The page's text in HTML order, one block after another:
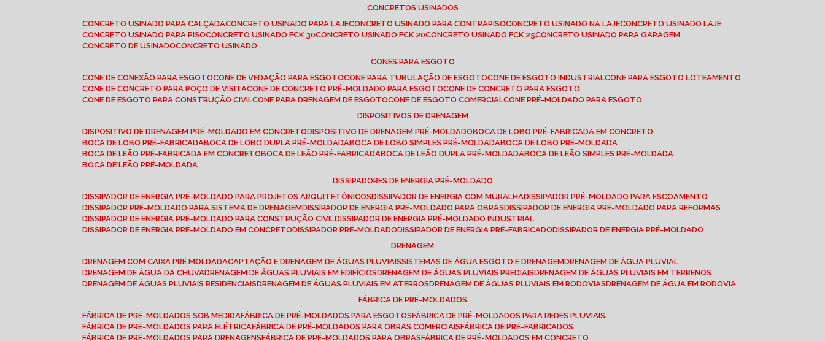
CONCRETOS USINADOS
CONCRETO USINADO PARA CALÇADA CONCRETO USINADO PARA LAJE CONCRETO USINADO PARA CONTRAPISO CONCRETO USINADO NA LAJE CONCRETO USINADO LAJE
CONCRETO USINADO PARA PISO CONCRETO USINADO FCK 30 CONCRETO USINADO FCK 20 CONCRETO USINADO FCK 25 CONCRETO USINADO PARA GARAGEM
CONCRETO DE USINADO CONCRETO USINADO
CONES PARA ESGOTO
CONE DE CONEXÃO PARA ESGOTO CONE DE VEDAÇÃO PARA ESGOTO CONE PARA TUBULAÇÃO DE ESGOTO CONE DE ESGOTO INDUSTRIAL CONE PARA ESGOTO LOTEAMENTO
CONE DE CONCRETO PARA POÇO DE VISITA CONE DE CONCRETO PRÉ-MOLDADO PARA ESGOTO CONE DE CONCRETO PARA ESGOTO
CONE DE ESGOTO PARA CONSTRUÇÃO CIVIL CONE PARA DRENAGEM DE ESGOTO CONE DE ESGOTO COMERCIAL CONE PRÉ-MOLDADO PARA ESGOTO
DISPOSITIVOS DE DRENAGEM
DISPOSITIVO DE DRENAGEM PRÉ-MOLDADO EM CONCRETO DISPOSITIVO DE DRENAGEM PRÉ-MOLDADO BOCA DE LOBO PRÉ-FABRICADA EM CONCRETO
BOCA DE LOBO PRÉ-FABRICADA BOCA DE LOBO DUPLA PRÉ-MOLDADA BOCA DE LOBO SIMPLES PRÉ-MOLDADA BOCA DE LOBO PRÉ-MOLDADA
BOCA DE LEÃO PRÉ-FABRICADA EM CONCRETO BOCA DE LEÃO PRÉ-FABRICADA BOCA DE LEÃO DUPLA PRÉ-MOLDADA BOCA DE LEÃO SIMPLES PRÉ-MOLDADA
BOCA DE LEÃO PRÉ-MOLDADA
DISSIPADORES DE ENERGIA PRÉ-MOLDADO
DISSIPADOR DE ENERGIA PRÉ-MOLDADO PARA PROJETOS ARQUITETÔNICOS DISSIPADOR DE ENERGIA COM MURALHA DISSIPADOR PRÉ-MOLDADO PARA ESCOAMENTO
DISSIPADOR PRÉ-MOLDADO PARA SISTEMA DE DRENAGEM DISSIPADOR DE ENERGIA PRÉ-MOLDADO PARA OBRAS DISSIPADOR DE ENERGIA PRÉ-MOLDADO PARA REFORMAS
DISSIPADOR DE ENERGIA PRÉ-MOLDADO PARA CONSTRUÇÃO CIVIL DISSIPADOR DE ENERGIA PRÉ-MOLDADO INDUSTRIAL
DISSIPADOR DE ENERGIA PRÉ-MOLDADO EM CONCRETO DISSIPADOR PRÉ-MOLDADO DISSIPADOR DE ENERGIA PRÉ-FABRICADO DISSIPADOR DE ENERGIA PRÉ-MOLDADO
DRENAGEM
DRENAGEM COM CAIXA PRÉ MOLDADA CAPTAÇÃO E DRENAGEM DE ÁGUAS PLUVIAIS SISTEMAS DE ÁGUA ESGOTO E DRENAGEM DRENAGEM DE ÁGUA PLUVIAL
DRENAGEM DE ÁGUA DA CHUVA DRENAGEM DE ÁGUAS PLUVIAIS EM EDIFÍCIOS DRENAGEM DE ÁGUAS PLUVIAIS PREDIAIS DRENAGEM DE ÁGUAS PLUVIAIS EM TERRENOS
DRENAGEM DE ÁGUAS PLUVIAIS RESIDENCIAIS DRENAGEM DE ÁGUAS PLUVIAIS EM ATERROS DRENAGEM DE ÁGUAS PLUVIAIS EM RODOVIAS DRENAGEM DE ÁGUA EM RODOVIA
FÁBRICA DE PRÉ-MOLDADOS
FÁBRICA DE PRÉ-MOLDADOS SOB MEDIDA FÁBRICA DE PRÉ-MOLDADOS PARA ESGOTOS FÁBRICA DE PRÉ-MOLDADOS PARA REDES PLUVIAIS
FÁBRICA DE PRÉ-MOLDADOS PARA ELÉTRICA FÁBRICA DE PRÉ-MOLDADOS PARA OBRAS COMERCIAIS FÁBRICA DE PRÉ-FABRICADOS
FÁBRICA DE PRÉ-MOLDADOS PARA DRENAGENS FÁBRICA DE PRÉ-MOLDADOS PARA OBRAS FÁBRICA DE PRÉ-MOLDADOS EM CONCRETO